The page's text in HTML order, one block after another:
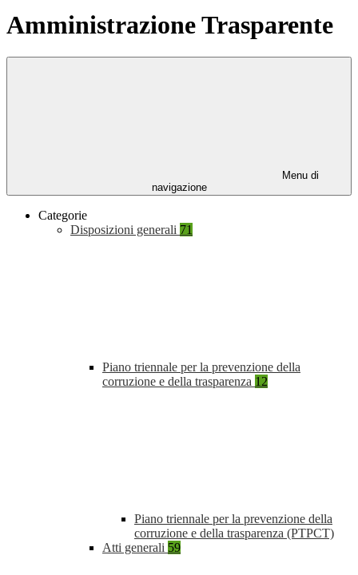
Amministrazione Trasparente
Menu di
navigazione
Categorie
Disposizioni generali 71
Piano triennale per la prevenzione della
corruzione e della trasparenza 12
Piano triennale per la prevenzione della
corruzione e della trasparenza (PTPCT)
Atti generali 59